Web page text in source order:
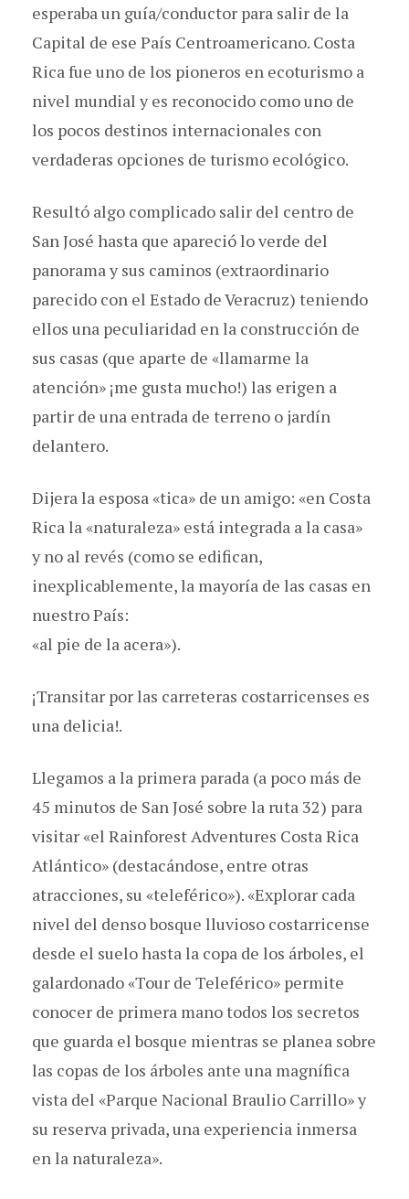
esperaba un guía/conductor para salir de la
Capital de ese País Centroamericano. Costa
Rica fue uno de los pioneros en ecoturismo a
nivel mundial y es reconocido como uno de
los pocos destinos internacionales con
verdaderas opciones de turismo ecológico.
Resultó algo complicado salir del centro de
San José hasta que apareció lo verde del
panorama y sus caminos (extraordinario
parecido con el Estado de Veracruz) teniendo
ellos una peculiaridad en la construcción de
sus casas (que aparte de «llamarme la
atención» ¡me gusta mucho!) las erigen a
partir de una entrada de terreno o jardín
delantero.
Dijera la esposa «tica» de un amigo: «en Costa
Rica la «naturaleza» está integrada a la casa»
y no al revés (como se edifican,
inexplicablemente, la mayoría de las casas en
nuestro País:
«al pie de la acera»).
¡Transitar por las carreteras costarricenses es
una delicia!.
Llegamos a la primera parada (a poco más de
45 minutos de San José sobre la ruta 32) para
visitar «el Rainforest Adventures Costa Rica
Atlántico» (destacándose, entre otras
atracciones, su «teleférico»). «Explorar cada
nivel del denso bosque lluvioso costarricense
desde el suelo hasta la copa de los árboles, el
galardonado «Tour de Teleférico» permite
conocer de primera mano todos los secretos
que guarda el bosque mientras se planea sobre
las copas de los árboles ante una magnífica
vista del «Parque Nacional Braulio Carrillo» y
su reserva privada, una experiencia inmersa
en la naturaleza».